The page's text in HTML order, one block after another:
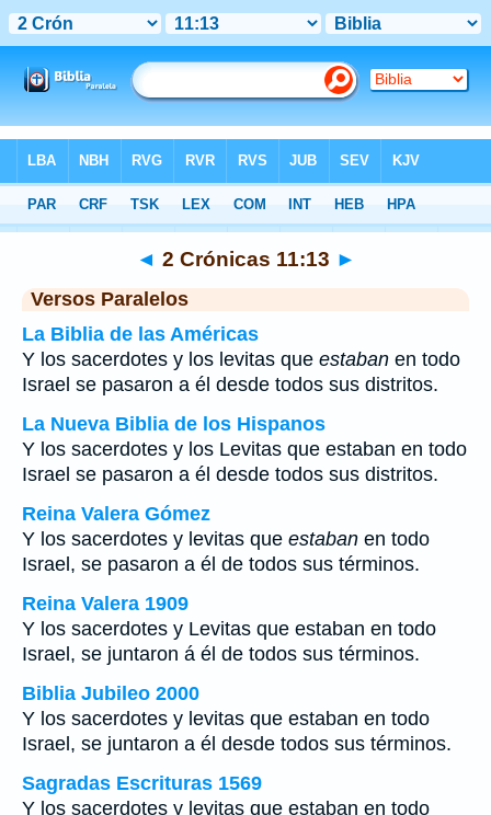
>2 Crónicas Capítulo 11 > Verso 13
◄ 2 Crónicas 11:13 ►
Versos Paralelos
La Biblia de las Américas
Y los sacerdotes y los levitas que estaban en todo
Israel se pasaron a él desde todos sus distritos.
La Nueva Biblia de los Hispanos
Y los sacerdotes y los Levitas que estaban en todo
Israel se pasaron a él desde todos sus distritos.
Reina Valera Gómez
Y los sacerdotes y levitas que estaban en todo
Israel, se pasaron a él de todos sus términos.
Reina Valera 1909
Y los sacerdotes y Levitas que estaban en todo
Israel, se juntaron á él de todos sus términos.
Biblia Jubileo 2000
Y los sacerdotes y levitas que estaban en todo
Israel, se juntaron a él desde todos sus términos.
Sagradas Escrituras 1569
Y los sacerdotes y levitas que estaban en todo